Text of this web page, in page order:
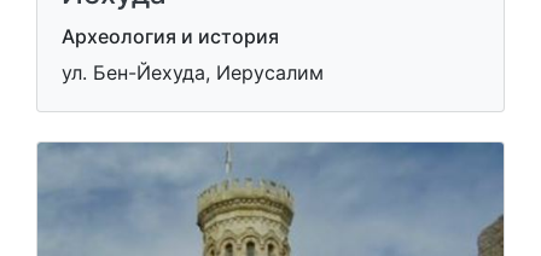
Археология и история
ул. Бен-Йехуда, Иерусалим